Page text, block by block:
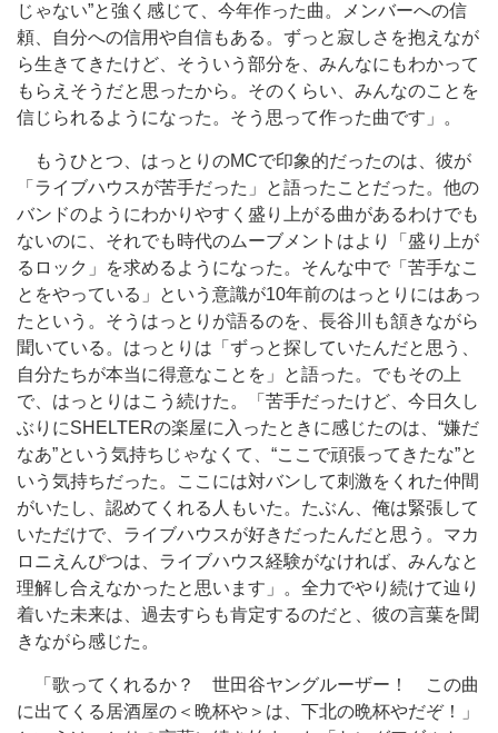
じゃない”と強く感じて、今年作った曲。メンバーへの信
頼、自分への信用や自信もある。ずっと寂しさを抱えなが
ら生きてきたけど、そういう部分を、みんなにもわかって
もらえそうだと思ったから。そのくらい、みんなのことを
信じられるようになった。そう思って作った曲です」。
もうひとつ、はっとりのMCで印象的だったのは、彼が
「ライブハウスが苦手だった」と語ったことだった。他の
バンドのようにわかりやすく盛り上がる曲があるわけでも
ないのに、それでも時代のムーブメントはより「盛り上が
るロック」を求めるようになった。そんな中で「苦手なこ
とをやっている」という意識が10年前のはっとりにはあっ
たという。そうはっとりが語るのを、長谷川も頷きながら
聞いている。はっとりは「ずっと探していたんだと思う、
自分たちが本当に得意なことを」と語った。でもその上
で、はっとりはこう続けた。「苦手だったけど、今日久し
ぶりにSHELTERの楽屋に入ったときに感じたのは、“嫌だ
なあ”という気持ちじゃなくて、“ここで頑張ってきたな”と
いう気持ちだった。ここには対バンして刺激をくれた仲間
がいたし、認めてくれる人もいた。たぶん、俺は緊張して
いただけで、ライブハウスが好きだったんだと思う。マカ
ロニえんぴつは、ライブハウス経験がなければ、みんなと
理解し合えなかったと思います」。全力でやり続けて辿り
着いた未来は、過去すらも肯定するのだと、彼の言葉を聞
きながら感じた。
「歌ってくれるか？ 世田谷ヤングルーザー！ この曲
に出てくる居酒屋の＜晩杯や＞は、下北の晩杯やだぞ！」